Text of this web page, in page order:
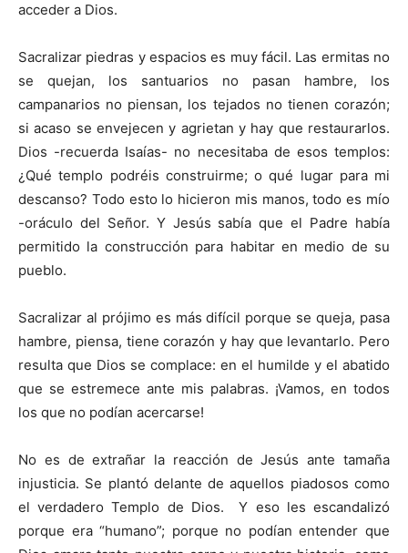
acceder a Dios.
Sacralizar piedras y espacios es muy fácil. Las ermitas no
se quejan, los santuarios no pasan hambre, los
campanarios no piensan, los tejados no tienen corazón;
si acaso se envejecen y agrietan y hay que restaurarlos.
Dios -recuerda Isaías- no necesitaba de esos templos:
¿Qué templo podréis construirme; o qué lugar para mi
descanso? Todo esto lo hicieron mis manos, todo es mío
-oráculo del Señor. Y Jesús sabía que el Padre había
permitido la construcción para habitar en medio de su
pueblo.
Sacralizar al prójimo es más difícil porque se queja, pasa
hambre, piensa, tiene corazón y hay que levantarlo. Pero
resulta que Dios se complace: en el humilde y el abatido
que se estremece ante mis palabras. ¡Vamos, en todos
los que no podían acercarse!
No es de extrañar la reacción de Jesús ante tamaña
injusticia. Se plantó delante de aquellos piadosos como
el verdadero Templo de Dios. Y eso les escandalizó
porque era “humano”; porque no podían entender que